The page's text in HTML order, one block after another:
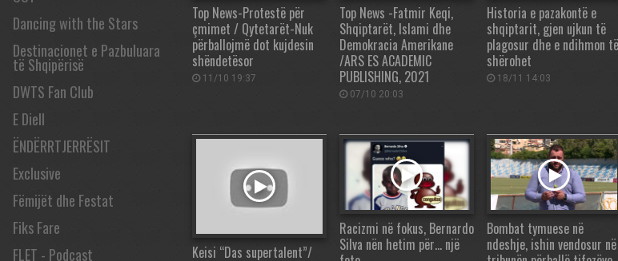
Dancing with the Stars
Destinacionet e Pazbuluara
të Shqipërisë
DWTS Fan Club
E Diell
ËNDËRRTJERRËSIT
Exclusive
Fëmijët dhe Festat
Fiks Fare
FLET - Podcast
Top News-Protestë për
çmimet / Qytetarët-Nuk
përballojmë dot kujdesin
shëndetësor
11/10 19:37
Top News -Fatmir Keqi,
Shqiptarët, Islami dhe
Demokracia Amerikane
/ARS ES ACADEMIC
PUBLISHING, 2021
07/10 20:03
Historia e pazakontë e
shqiptarit, gjen ujkun të
plagosur dhe e ndihmon të
shërohet
18/11 14:03
Keisi “Das supertalent”/
Racizmi në fokus, Bernardo
Silva nën hetim për… një
Bombat tymuese në
ndeshje, ishin vendosur në